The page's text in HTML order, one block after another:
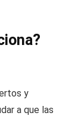
y
a que las